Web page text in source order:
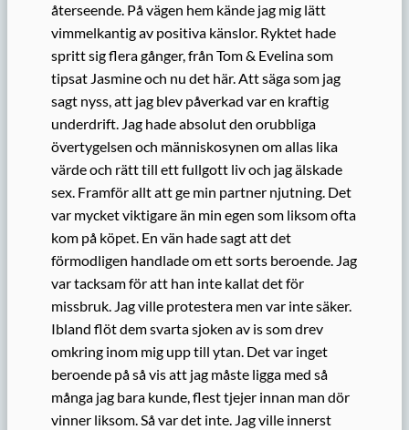
återseende. På vägen hem kände jag mig lätt
vimmelkantig av positiva känslor. Ryktet hade
spritt sig flera gånger, från Tom & Evelina som
tipsat Jasmine och nu det här. Att säga som jag
sagt nyss, att jag blev påverkad var en kraftig
underdrift. Jag hade absolut den orubbliga
övertygelsen och människosynen om allas lika
värde och rätt till ett fullgott liv och jag älskade
sex. Framför allt att ge min partner njutning. Det
var mycket viktigare än min egen som liksom ofta
kom på köpet. En vän hade sagt att det
förmodligen handlade om ett sorts beroende. Jag
var tacksam för att han inte kallat det för
missbruk. Jag ville protestera men var inte säker.
Ibland flöt dem svarta sjoken av is som drev
omkring inom mig upp till ytan. Det var inget
beroende på så vis att jag måste ligga med så
många jag bara kunde, flest tjejer innan man dör
vinner liksom. Så var det inte. Jag ville innerst